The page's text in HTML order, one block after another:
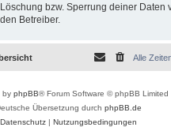
bzw. Sperrung deiner Daten
Betreiber.
Alle
by phpBB® Forum Software © phpBB Limited
Übersetzung durch phpBB.de
Datenschutz| Nutzungsbedingungen